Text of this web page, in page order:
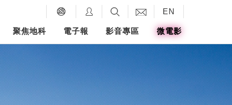
EN
聚焦地科 電子報 影音專區 微電影